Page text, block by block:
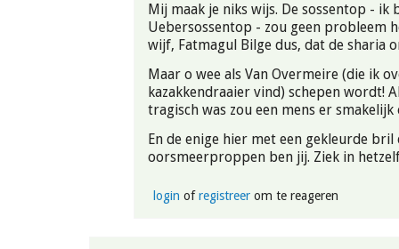
Mij maak je niks wijs. De sossentop - ik
Uebersossentop - zou geen probleem
wijf, Fatmagul Bilge dus, dat de sharia
Maar o wee als Van Overmeire (die ik
kazakkendraaier vind) schepen wordt!
tragisch was zou een mens er smakelijk
En de enige hier met een gekleurde bril
oorsmeerproppen ben jij. Ziek in
login ofregistreerom te reageren